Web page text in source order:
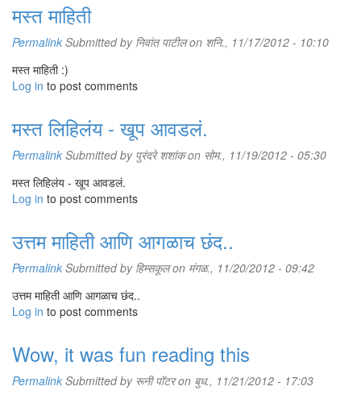
मस्त माहिती
Permalink Submitted by निवांत पाटीलon शनि., 11/17/2012 - 10:10
मस्त माहिती :)
Log in to post comments
मस्त लिहिलंय - खूप आवडलं.
Permalink Submitted by पुरंदरे शशांकon सोम., 11/19/2012 - 05:30
मस्त लिहिलंय - खूप आवडलं.
Log in to post comments
उत्तम माहिती आणि आगळाच छंद..
Permalink Submitted by हिम्सकूलon मंगळ., 11/20/2012 - 09:42
उत्तम माहिती आणि आगळाच छंद..
Log in to post comments
Wow, it was fun reading this
Permalink Submitted by रूनी पॉटरon बुध., 11/21/2012 - 17:03